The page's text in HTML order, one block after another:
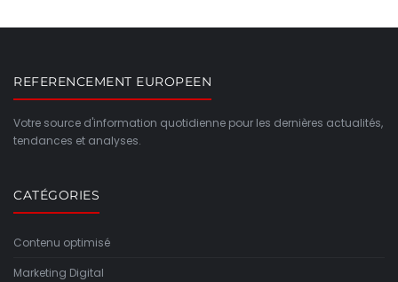
REFERENCEMENT EUROPEEN
Votre source d'information quotidienne pour les dernières actualités,
tendances et analyses.
CATÉGORIES
Contenu optimisé
Marketing Digital